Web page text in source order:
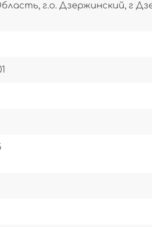
г.о. Дзержинский, г